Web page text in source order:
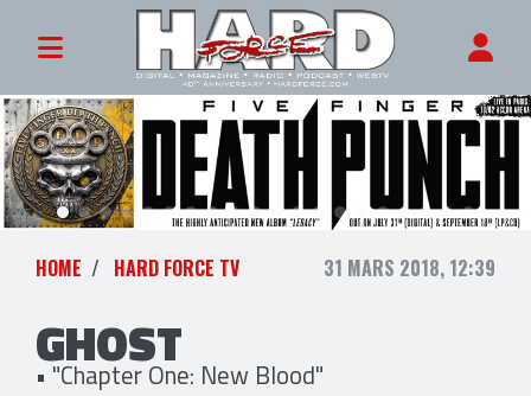
HOME HARD FORCE TV 31 MARS 2018, 12:39
GHOST
• "Chapter One: New Blood"